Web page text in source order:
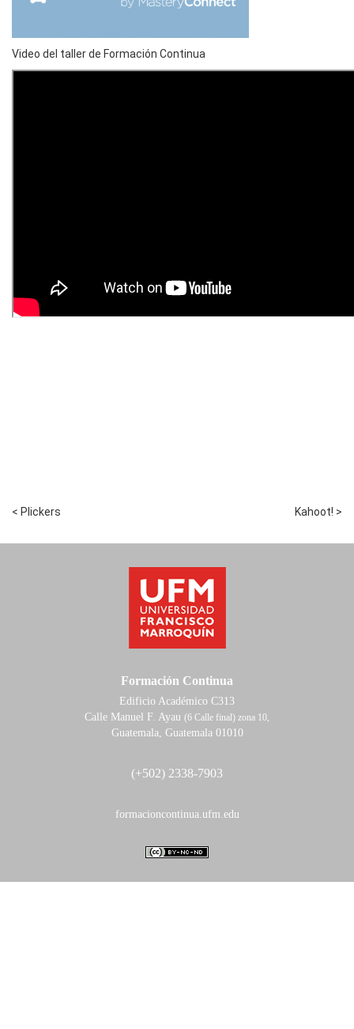
Video del taller de Formación Continua
< Plickers Kahoot! >
Formación Continua
Edificio Académico C313
Calle Manuel F. Ayau (6 Calle final) zona 10,
Guatemala, Guatemala 01010
(+502) 2338-7903
formacioncontinua.ufm.edu